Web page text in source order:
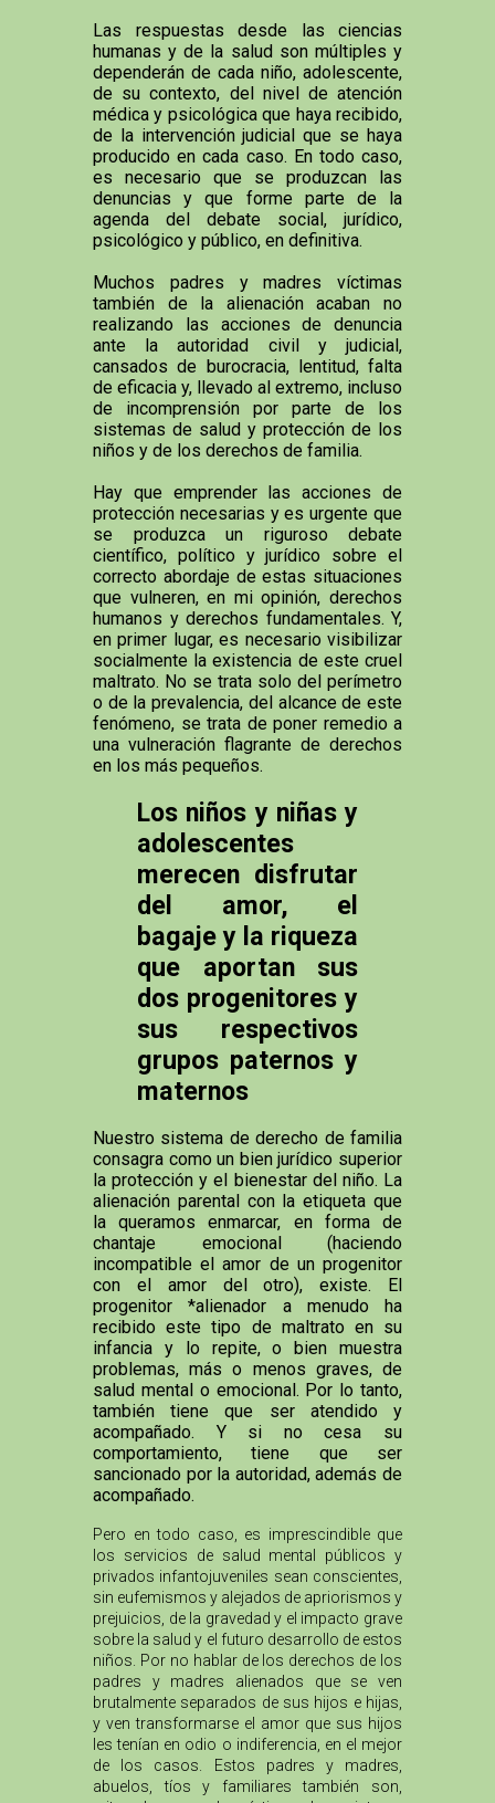
Las respuestas desde las ciencias
humanas y de la salud son múltiples y
dependerán de cada niño, adolescente,
de su contexto, del nivel de atención
médica y psicológica que haya recibido,
de la intervención judicial que se haya
producido en cada caso. En todo caso,
es necesario que se produzcan las
denuncias y que forme parte de la
agenda del debate social, jurídico,
psicológico y público, en definitiva.
Muchos padres y madres víctimas
también de la alienación acaban no
realizando las acciones de denuncia
ante la autoridad civil y judicial,
cansados de burocracia, lentitud, falta
de eficacia y, llevado al extremo, incluso
de incomprensión por parte de los
sistemas de salud y protección de los
niños y de los derechos de familia.
Hay que emprender las acciones de
protección necesarias y es urgente que
se produzca un riguroso debate
científico, político y jurídico sobre el
correcto abordaje de estas situaciones
que vulneren, en mi opinión, derechos
humanos y derechos fundamentales. Y,
en primer lugar, es necesario visibilizar
socialmente la existencia de este cruel
maltrato. No se trata solo del perímetro
o de la prevalencia, del alcance de este
fenómeno, se trata de poner remedio a
una vulneración flagrante de derechos
en los más pequeños.
Los niños y niñas y
adolescentes
merecen disfrutar
del amor, el
bagaje y la riqueza
que aportan sus
dos progenitores y
sus respectivos
grupos paternos y
maternos
Nuestro sistema de derecho de familia
consagra como un bien jurídico superior
la protección y el bienestar del niño. La
alienación parental con la etiqueta que
la queramos enmarcar, en forma de
chantaje emocional (haciendo
incompatible el amor de un progenitor
con el amor del otro), existe. El
progenitor *alienador a menudo ha
recibido este tipo de maltrato en su
infancia y lo repite, o bien muestra
problemas, más o menos graves, de
salud mental o emocional. Por lo tanto,
también tiene que ser atendido y
acompañado. Y si no cesa su
comportamiento, tiene que ser
sancionado por la autoridad, además de
acompañado.
Pero en todo caso, es imprescindible que
los servicios de salud mental públicos y
privados infantojuveniles sean conscientes,
sin eufemismos y alejados de apriorismos y
prejuicios, de la gravedad y el impacto grave
sobre la salud y el futuro desarrollo de estos
niños. Por no hablar de los derechos de los
padres y madres alienados que se ven
brutalmente separados de sus hijos e hijas,
y ven transformarse el amor que sus hijos
les tenían en odio o indiferencia, en el mejor
de los casos. Estos padres y madres,
abuelos, tíos y familiares también son,